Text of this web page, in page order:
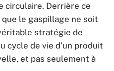
circulaire. Derrière ce
le gaspillage ne soit
stratégie de
cycle de vie d’un produit
et pas seulement à